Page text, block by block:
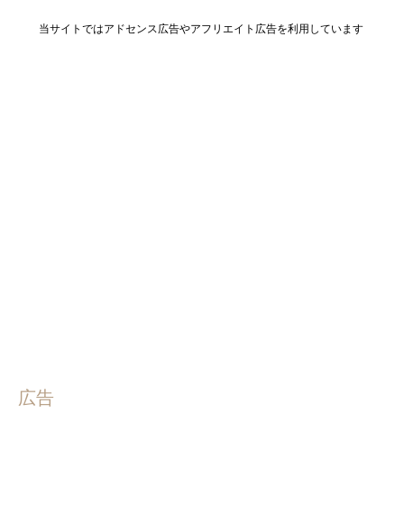
当サイトではアドセンス広告やアフリエイト広告を利用しています
広告